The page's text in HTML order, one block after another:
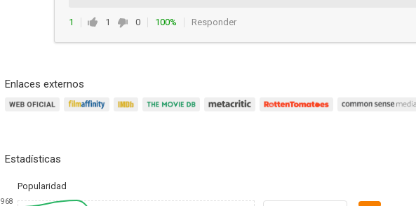
1 1 0 100% Responder
Enlaces externos
Estadísticas
Popularidad
968